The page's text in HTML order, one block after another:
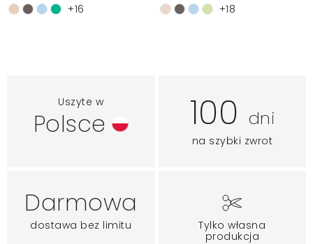
+16
+18
Uszyte w
Polsce 100 dni
na szybki zwrot
Darmowa
dostawa bez limitu
Tylko własna
produkcja